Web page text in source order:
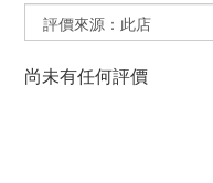
尚未有任何評價